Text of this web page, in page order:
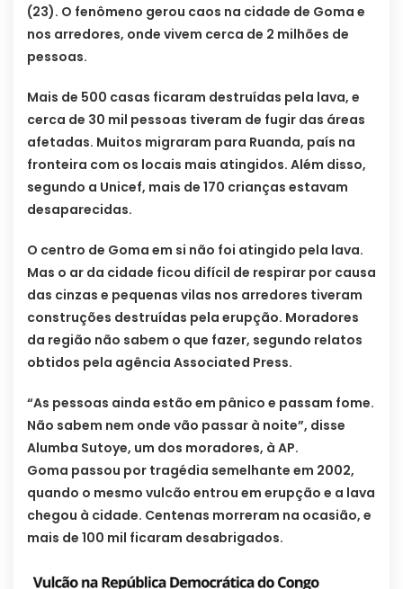
(23). O fenômeno gerou caos na cidade de Goma e
nos arredores, onde vivem cerca de 2 milhões de
pessoas.
Mais de 500 casas ficaram destruídas pela lava, e
cerca de 30 mil pessoas tiveram de fugir das áreas
afetadas. Muitos migraram para Ruanda, país na
fronteira com os locais mais atingidos. Além disso,
segundo a Unicef, mais de 170 crianças estavam
desaparecidas.
O centro de Goma em si não foi atingido pela lava.
Mas o ar da cidade ficou difícil de respirar por causa
das cinzas e pequenas vilas nos arredores tiveram
construções destruídas pela erupção. Moradores
da região não sabem o que fazer, segundo relatos
obtidos pela agência Associated Press.
“As pessoas ainda estão em pânico e passam fome.
Não sabem nem onde vão passar à noite”, disse
Alumba Sutoye, um dos moradores, à AP.
Goma passou por tragédia semelhante em 2002,
quando o mesmo vulcão entrou em erupção e a lava
chegou à cidade. Centenas morreram na ocasião, e
mais de 100 mil ficaram desabrigados.